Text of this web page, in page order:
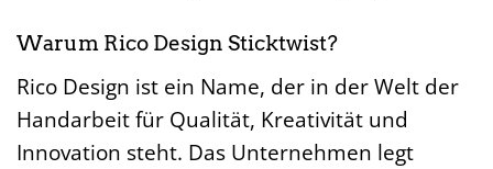
Warum Rico Design Sticktwist?
Rico Design ist ein Name, der in der Welt der
Handarbeit für Qualität, Kreativität und
Innovation steht. Das Unternehmen legt